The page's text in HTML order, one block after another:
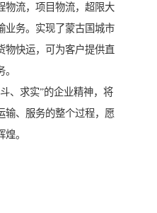
物流，项目物流，超限大
业务。实现了蒙古国城市
物快运，可为客户提供直
、求实”的企业精神，将
输、服务的整个过程，愿
。